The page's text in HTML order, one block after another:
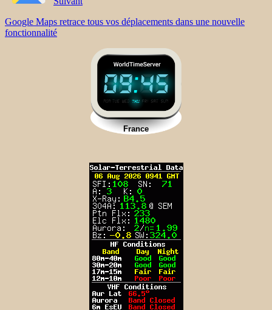
Google Maps retrace tous vos déplacements dans une nouvelle
fonctionnalité